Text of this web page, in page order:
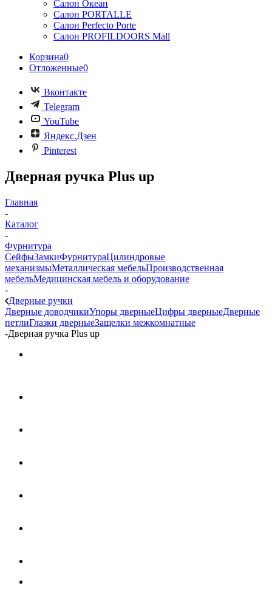
Салон Океан
Салон PORTALLE
Салон Perfecto Portе
Салон PROFILDOORS Mall
Корзина0
Отложенные0
Вконтакте
Telegram
YouTube
Яндекс.Дзен
Pinterest
Дверная ручка Plus up
Главная
-
Каталог
-
Фурнитура
СейфыЗамкиФурнитураЦилиндровые
механизмыМеталлическая мебельПроизводственная
мебельМедицинская мебель и оборудование
-
Дверные ручки
Дверные доводчикиУпоры дверныеЦифры дверныеДверные
петлиГлазки дверныеЗащелки межкомнатные
-Дверная ручка Plus up